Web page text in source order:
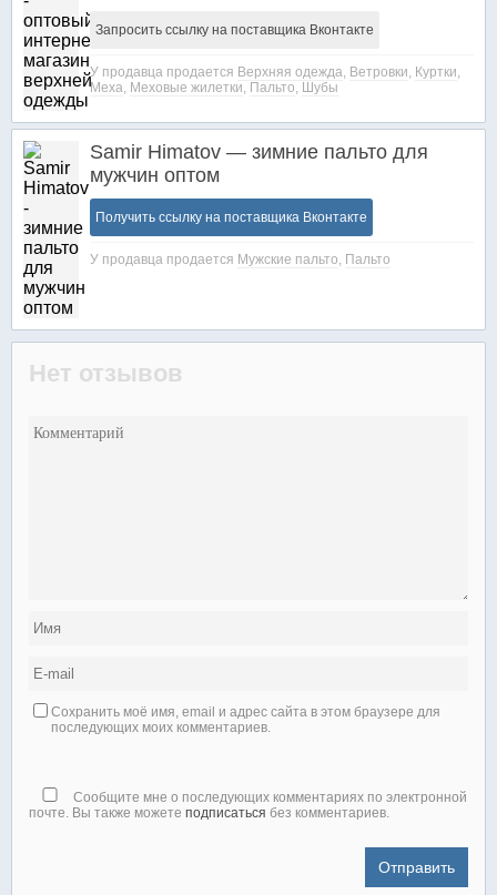
Запросить ссылку на поставщика Вконтакте
У продавца продается Верхняя одежда, Ветровки, Куртки,
Меха, Меховые жилетки, Пальто, Шубы
Samir Himatov — зимние пальто для
мужчин оптом
Получить ссылку на поставщика Вконтакте
У продавца продается Мужские пальто, Пальто
Нет отзывов
Сохранить моё имя, email и адрес сайта в этом браузере для
последующих моих комментариев.
Сообщите мне о последующих комментариях по электронной
почте. Вы также можете подписаться без комментариев.